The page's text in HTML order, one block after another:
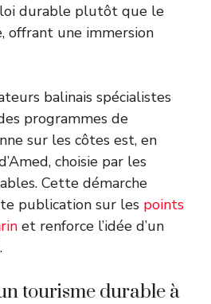
durable plutôt que le
offrant une immersion
balinais spécialistes
programmes de
sur les côtes est, en
choisie par les
Cette démarche
publication sur les points
et renforce l’idée d’un
tourisme durable à